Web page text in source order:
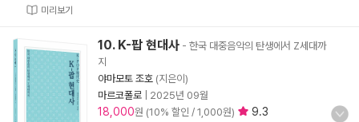
미리보기
10. K-팝 현대사 - 한국 대중음악의 탄생에서 Z세대까
지
야마모토 조호 (지은이)
마르코폴로
2025년 09월
18,000원 (10% 할인 / 1,000원) 9.3